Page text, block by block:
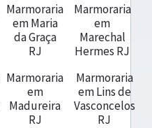
Marmoraria
em Maria
da Graça
RJ
Marmoraria
em
Marechal
Hermes RJ
Marmoraria
em
Madureira
RJ
Marmoraria
em Lins de
Vasconcelos
RJ